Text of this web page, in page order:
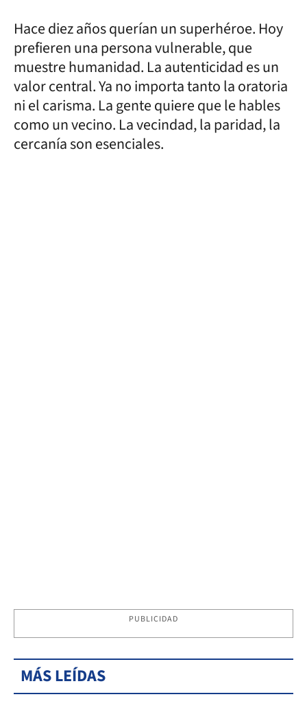
Hace diez años querían un superhéroe. Hoy
prefieren una persona vulnerable, que
muestre humanidad. La autenticidad es un
valor central. Ya no importa tanto la oratoria
ni el carisma. La gente quiere que le hables
como un vecino. La vecindad, la paridad, la
cercanía son esenciales.
PUBLICIDAD
MÁS LEÍDAS